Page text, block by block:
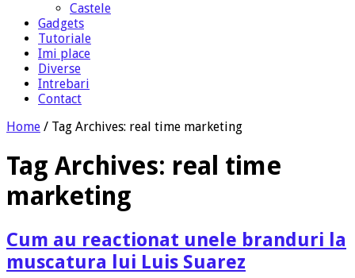
Castele
Gadgets
Tutoriale
Imi place
Diverse
Intrebari
Contact
Home / Tag Archives: real time marketing
Tag Archives: real time
marketing
Cum au reactionat unele branduri la
muscatura lui Luis Suarez